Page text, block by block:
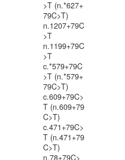
>T (n.*627+
79C>T)
n.1207+79C
>T
n.1199+79C
>T
c.*579+79C
>T (n.*579+
79C>T)
c.609+79C>
T (n.609+79
C>T)
c.471+79C>
T (n.471+79
C>T)
n.78+79C>